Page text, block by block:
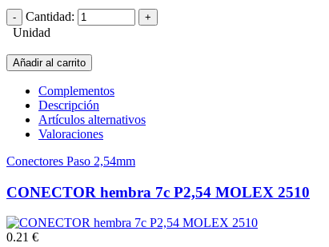
Cantidad:
Unidad
Añadir al carrito
Complementos
Descripción
Artículos alternativos
Valoraciones
Conectores Paso 2,54mm
CONECTOR hembra 7c P2,54 MOLEX 2510
0.21 €